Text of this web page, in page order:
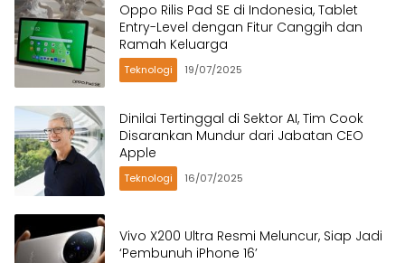
Oppo Rilis Pad SE di Indonesia, Tablet
Entry-Level dengan Fitur Canggih dan
Ramah Keluarga
Teknologi 19/07/2025
Dinilai Tertinggal di Sektor AI, Tim Cook
Disarankan Mundur dari Jabatan CEO
Apple
Teknologi 16/07/2025
Vivo X200 Ultra Resmi Meluncur, Siap Jadi
‘Pembunuh iPhone 16’